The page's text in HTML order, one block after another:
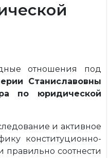
отношения под
Станиславовны
по юридической
и активное
конституционно-
соотнести